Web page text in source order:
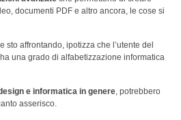
documenti PDF e altro ancora, le cose si
sto affrontando, ipotizza che l’utente del
una grado di alfabetizzazione informatica
e informatica in genere, potrebbero
asserisco.